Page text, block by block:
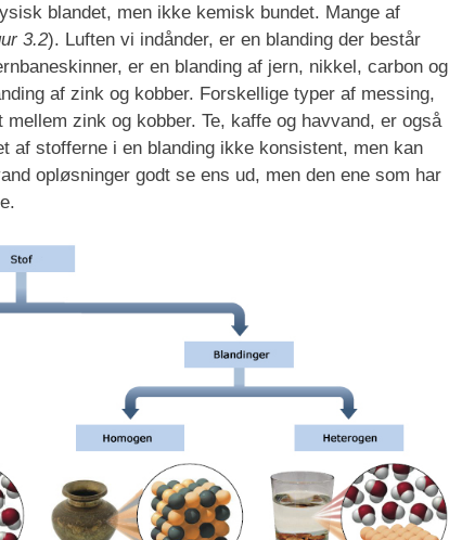
blandet, men ikke kemisk bundet. Mange af
3.2). Luften vi indånder, er en blanding der består
er en blanding af jern, nikkel, carbon og
af zink og kobber. Forskellige typer af messing,
zink og kobber. Te, kaffe og havvand, er også
af stofferne i en blanding ikke konsistent, men kan
opløsninger godt se ens ud, men den ene som har